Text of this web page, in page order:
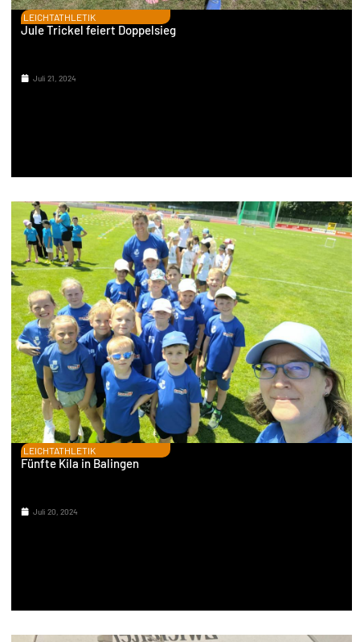
LEICHTATHLETIK
Jule Trickel feiert Doppelsieg
Juli 21, 2024
LEICHTATHLETIK
Fünfte Kila in Balingen
Juli 20, 2024